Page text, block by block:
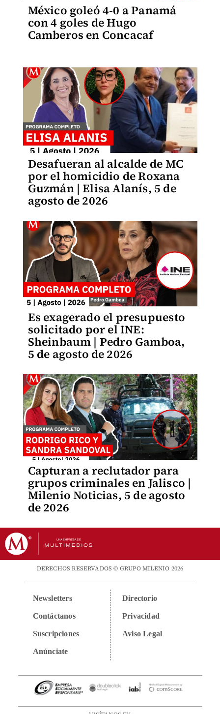
México goleó 4-0 a Panamá
con 4 goles de Hugo
Camberos en Concacaf
Desafueran al alcalde de MC
por el homicidio de Roxana
Guzmán | Elisa Alanís, 5 de
agosto de 2026
Es exagerado el presupuesto
solicitado por el INE:
Sheinbaum | Pedro Gamboa,
5 de agosto de 2026
Capturan a reclutador para
grupos criminales en Jalisco |
Milenio Noticias, 5 de agosto
de 2026
DERECHOS RESERVADOS © GRUPO MILENIO 2026
Newsletters
Contáctanos
Suscripciones
Anúnciate
Directorio
Privacidad
Aviso Legal